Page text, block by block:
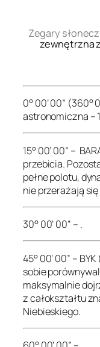
Zegary
zewnętrzna
0° 00’ 00” (360°
astronomiczna –
15° 00’ 00” –
przebicia.
pełne polotu,
nie przerażają
30° 00’ 00” – .
45° 00’ 00” –
sobie
maksymalnie
z całokształtu
Niebieskiego.